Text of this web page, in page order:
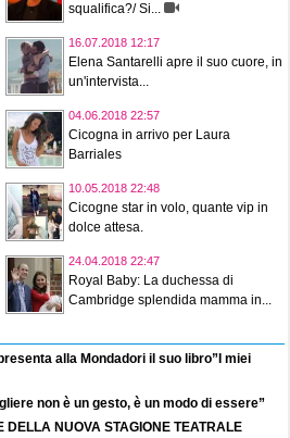
squalifica?/ Si...
16.07.2018 12:17
Elena Santarelli apre il suo cuore, in
un'intervista...
04.06.2018 22:57
Cicogna in arrivo per Laura
Barriales
10.05.2018 22:48
Cicogne star in volo, quante vip in
dolce attesa.
24.04.2018 22:47
Royal Baby: La duchessa di
Cambridge splendida mamma in...
alla Mondadori il suo libro”I miei
non è un gesto, è un modo di essere”
DELLA NUOVA STAGIONE TEATRALE